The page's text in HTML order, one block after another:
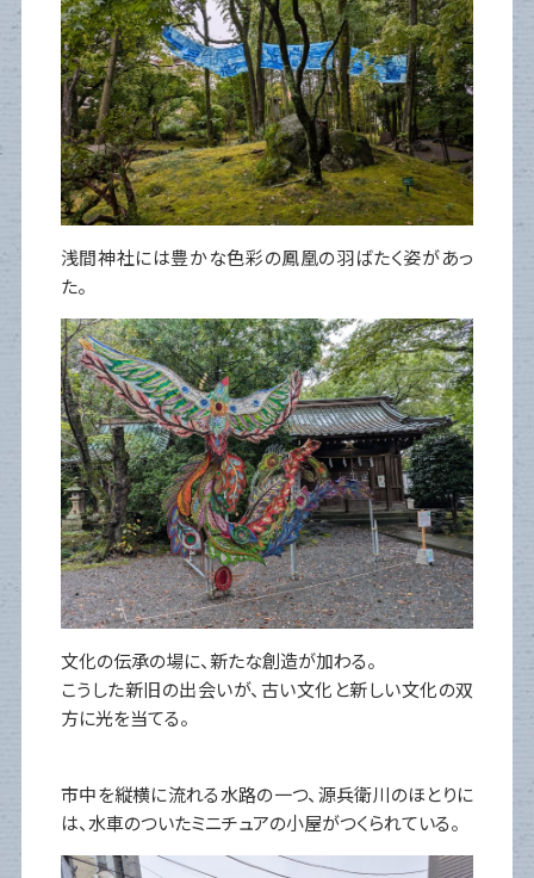
浅間神社には豊かな色彩の鳳凰の羽ばたく姿があっ
た。
文化の伝承の場に、新たな創造が加わる。
こうした新旧の出会いが、古い文化と新しい文化の双
方に光を当てる。
市中を縦横に流れる水路の一つ、源兵衛川のほとりに
は、水車のついたミニチュアの小屋がつくられている。